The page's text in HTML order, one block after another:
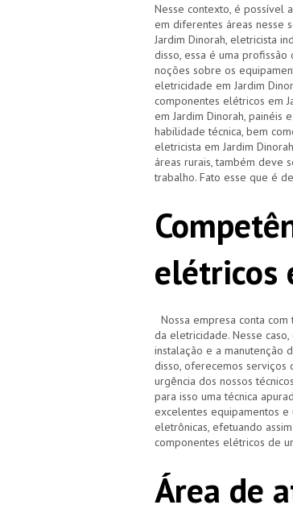
Nesse contexto, é possível
em diferentes áreas nesse
Jardim Dinorah, eletricista
disso, essa é uma
noções sobre os
eletricidade em Jardim
componentes elétricos em
em Jardim Dinorah, painéis
habilidade técnica, bem
eletricista em Jardim
áreas rurais, também deve
trabalho. Fato esse que é
elétricos
Nossa empresa conta
da eletricidade. Nesse
instalação e a manutenção
disso, oferecemos serviços
urgência dos nossos
para isso uma técnica
excelentes equipamentos
eletrônicas, efetuando
componentes elétricos de
Área de